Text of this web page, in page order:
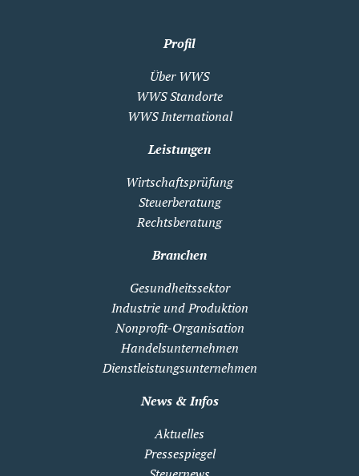
Profil
Über WWS
WWS Standorte
WWS International
Leistungen
Wirtschaftsprüfung
Steuerberatung
Rechtsberatung
Branchen
Gesundheitssektor
Industrie und Produktion
Nonprofit-Organisation
Handelsunternehmen
Dienstleistungsunternehmen
News & Infos
Aktuelles
Pressespiegel